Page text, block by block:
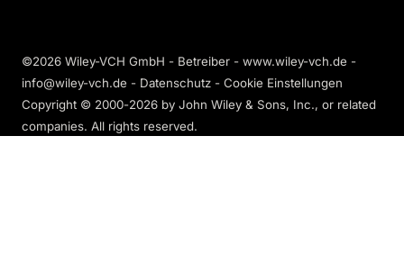
©2026 Wiley-VCH GmbH - Betreiber - www.wiley-vch.de -
info@wiley-vch.de - Datenschutz - Cookie Einstellungen
Copyright © 2000-2026 by John Wiley & Sons, Inc., or related
companies. All rights reserved.